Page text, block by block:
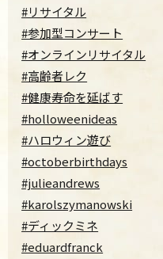
#リサイタル
#参加型コンサート
#オンラインリサイタル
#高齢者レク
#健康寿命を延ばす
#holloweenideas
#ハロウィン遊び
#octoberbirthdays
#julieandrews
#karolszymanowski
#ディックミネ
#eduardfranck